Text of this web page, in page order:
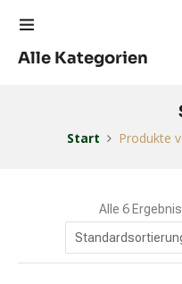
Alle Kategorien
Start Produkte
Alle 6